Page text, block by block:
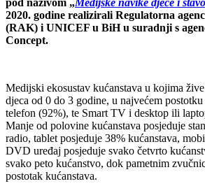
pod nazivom „Medijske navike djece i
2020. godine realizirali Regulatorna
(RAK) i UNICEF u BiH u suradnji s
Concept.
Medijski ekosustav kućanstava u kojima
djeca od 0 do 3 godine, u najvećem
telefon (92%), te Smart TV i desktop ili
Manje od polovine kućanstava posjeduje
radio, tablet posjeduje 38% kućanstava,
DVD uređaj posjeduje svako četvrto
svako peto kućanstvo, dok pametnim
postotak kućanstava.